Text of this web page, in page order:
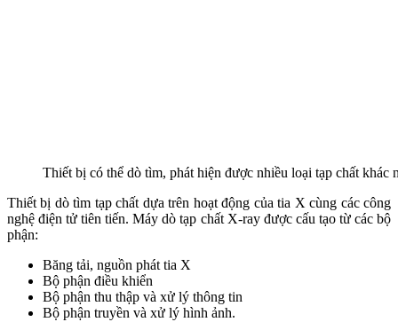
Thiết bị có thể dò tìm, phát hiện được nhiều loại tạp chất khác
Thiết bị dò tìm tạp chất dựa trên hoạt động của tia X cùng các công
nghệ điện tử tiên tiến. Máy dò tạp chất X-ray được cấu tạo từ các bộ
phận:
Băng tải, nguồn phát tia X
Bộ phận điều khiển
Bộ phận thu thập và xử lý thông tin
Bộ phận truyền và xử lý hình ảnh.